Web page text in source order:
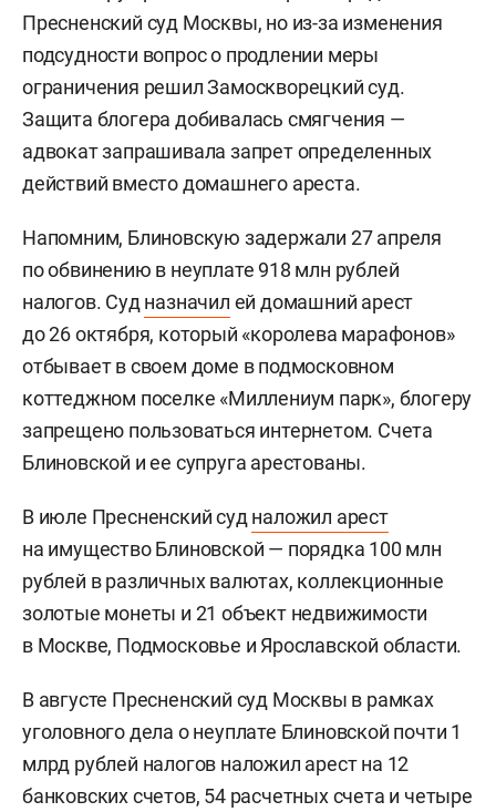
Пресненский суд Москвы, но из-за изменения
подсудности вопрос о продлении меры
ограничения решил Замоскворецкий суд.
Защита блогера добивалась смягчения —
адвокат запрашивала запрет определенных
действий вместо домашнего ареста.
Напомним, Блиновскую задержали 27 апреля
по обвинению в неуплате 918 млн рублей
налогов. Суд назначил ей домашний арест
до 26 октября, который «королева марафонов»
отбывает в своем доме в подмосковном
коттеджном поселке «Миллениум парк», блогеру
запрещено пользоваться интернетом. Счета
Блиновской и ее супруга арестованы.
В июле Пресненский суд наложил арест
на имущество Блиновской — порядка 100 млн
рублей в различных валютах, коллекционные
золотые монеты и 21 объект недвижимости
в Москве, Подмосковье и Ярославской области.
В августе Пресненский суд Москвы в рамках
уголовного дела о неуплате Блиновской почти 1
млрд рублей налогов наложил арест на 12
банковских счетов, 54 расчетных счета и четыре